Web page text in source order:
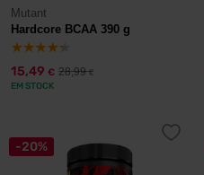
Mutant
Hardcore BCAA 390 g
15,49 € 28,99€
EM STOCK
-20%